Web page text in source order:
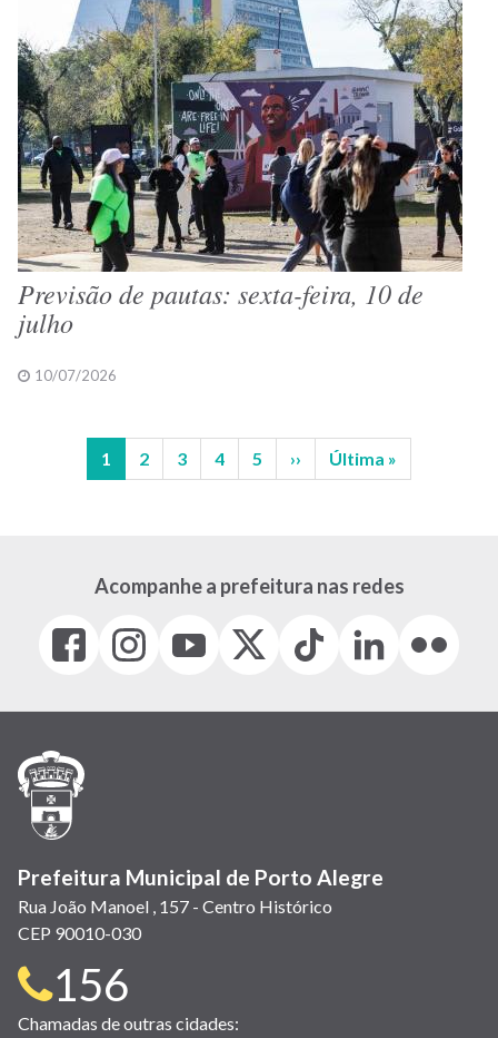
Previsão de pautas: sexta-feira, 10 de
julho
10/07/2026
Paginação
Página
atual
1 Página
2 Página
3 Página
4 Página
5
Próxima
página
››
Última
página
Última »
Acompanhe a prefeitura nas redes
Facebook
(link
em
janela)
Instagram
(link
em
(link
em
(Antigo
(link
Tiktok
(link
em
LinkedIn
(link
em
(link
em
Prefeitura Municipal de Porto Alegre
Rua João Manoel , 157 - Centro Histórico
CEP 90010-030
Telefone
156
Chamadas de outras cidades: